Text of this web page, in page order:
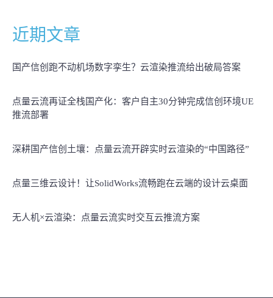
近期文章
国产信创跑不动机场数字孪生？云渲染推流给出破局答案
点量云流再证全栈国产化：客户自主30分钟完成信创环境UE
推流部署
深耕国产信创土壤：点量云流开辟实时云渲染的“中国路径”
点量三维云设计！让SolidWorks流畅跑在云端的设计云桌面
无人机×云渲染：点量云流实时交互云推流方案